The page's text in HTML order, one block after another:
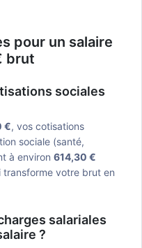
pour un salaire
brut
sociales
€, vos cotisations
sociale (santé,
à environ 614,30 €
votre brut en
salariales
?